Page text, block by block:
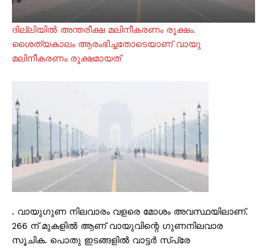
ദില്ലിയിൽ അന്തരീക്ഷ മലിനീകരണം രൂക്ഷം.
ശൈത്യകാലം ആരംഭിച്ചതോടെയാണ് വായു
മലിനീകരണം രൂക്ഷമായത്
. വായുഗുണ നിലവാരം വളരെ മോശം അവസ്ഥയിലാണ്.
266 ന് മുകളിൽ ആണ് വായുവിന്റെ ഗുണനിലവാര
സൂചിക. പൊതു ഇടങ്ങളിൽ വാട്ടർ സ്പ്രേ